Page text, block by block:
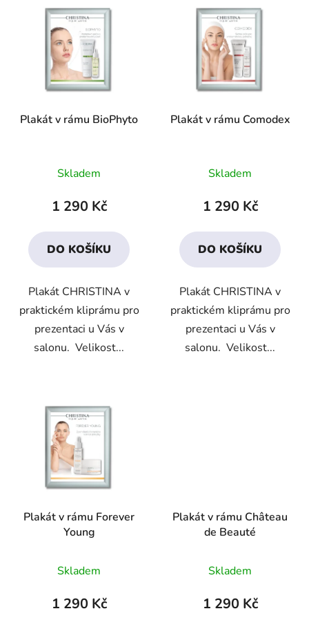
Plakát v rámu BioPhyto
Skladem
1 290 Kč
DO KOŠÍKU
Plakát CHRISTINA v
praktickém kliprámu pro
prezentaci u Vás v
salonu. Velikost...
Plakát v rámu Comodex
Skladem
1 290 Kč
DO KOŠÍKU
Plakát CHRISTINA v
praktickém kliprámu pro
prezentaci u Vás v
salonu. Velikost...
Plakát v rámu Forever
Young
Skladem
1 290 Kč
Plakát v rámu Château
de Beauté
Skladem
1 290 Kč